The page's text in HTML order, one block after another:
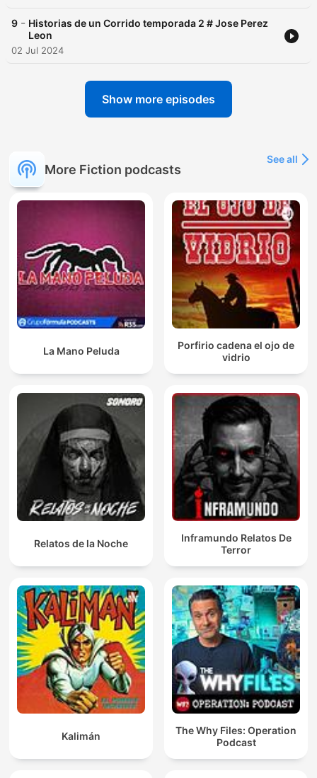
9 - Historias de un Corrido temporada 2 # Jose Perez
Leon
02 Jul 2024
Show more episodes
More Fiction podcasts
See all
La Mano Peluda
Porfirio cadena el ojo de
vidrio
Relatos de la Noche
Inframundo Relatos De
Terror
Kalimán
The Why Files: Operation
Podcast